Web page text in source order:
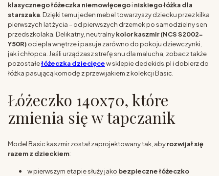
klasycznego łóżeczka niemowlęcegoi niskiego łóżka dla
starszaka. Dzięki temu jeden mebel towarzyszy dziecku przez kilka
pierwszych lat życia – od pierwszych drzemek po samodzielny sen
przedszkolaka. Delikatny, neutralnykolor kaszmir (NCS S2002-
Y50R) ociepla wnętrze i pasuje zarówno do pokoju dziewczynki,
jak i chłopca. Jeśli urządzasz strefę snu dla malucha, zobacz także
pozostałełóżeczka dziecięcew sklepie dedekids.pl i dobierz do
łóżka pasującą komodę z przewijakiem z kolekcji Basic.
Łóżeczko 140x70, które
zmienia się w tapczanik
Model Basic kaszmir został zaprojektowany tak, abyrozwijał się
razem z dzieckiem:
w pierwszym etapie służy jako bezpieczne łóżeczko